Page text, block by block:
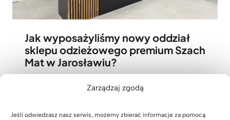
Zarządzaj zgodą
Jeśli odwiedzasz nasz serwis, możemy zbierać informacje za pomocą
Jak wyposażyliśmy nowy oddział
sklepu odzieżowego premium Szach
Mat w Jarosławiu?